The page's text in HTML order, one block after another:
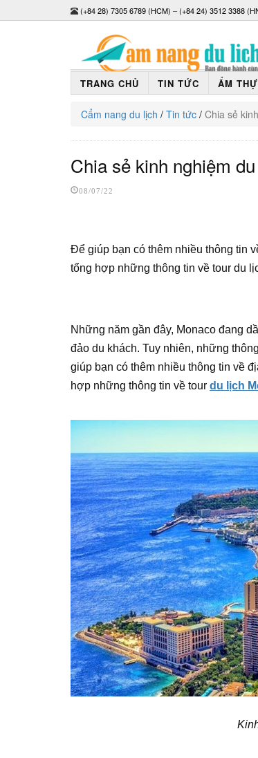
(+84 28) 7305 6789 (HCM) –(+84 24) 3512 3388
TRANG CHỦ TIN TỨC ẨM
Cẩm nang du lịch / Tin tức / Chia sẻ
Chia sẻ kinh nghiệm
08/07/22
Để giúp bạn có thêm nhiều thông tin
tổng hợp những thông tin về tour du
Những năm gần đây, Monaco đang
đảo du khách. Tuy nhiên, những
giúp bạn có thêm nhiều thông tin về
hợp những thông tin về tour du lịch